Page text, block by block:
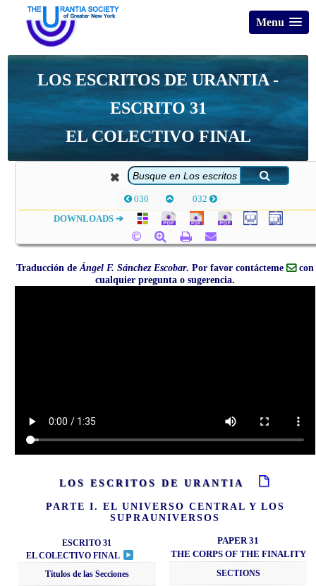
Menu
LOS ESCRITOS DE URANTIA -
ESCRITO 31
EL COLECTIVO FINAL
030 032
DOWNLOADS ➔
Traducción deÁngel F. Sánchez Escobar. Por favor contácteme
con
cualquier pregunta o sugerencia.
LOS ESCRITOS DE URANTIA
PARTE I. EL UNIVERSO CENTRAL Y LOS
SUPRAUNIVERSOS
ESCRITO 31
EL COLECTIVO FINAL
Títulos de las Secciones
PAPER 31
THE CORPS OF THE FINALITY
SECTIONS